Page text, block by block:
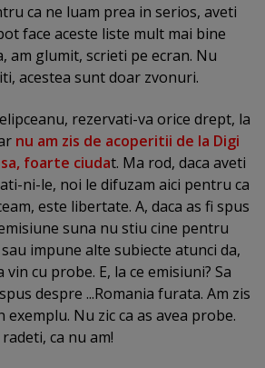
ca ne luam prea in serios, aveti
face aceste liste mult mai bine
am glumit, scrieti pe ecran. Nu
acestea sunt doar zvonuri.
rezervati-va orice drept, la
nu am zis de acoperitii de la Digi
foarte ciudat. Ma rod, daca aveti
ni-le, noi le difuzam aici pentru ca
este libertate. A, daca as fi spus
suna nu stiu cine pentru
impune alte subiecte atunci da,
cu probe. E, la ce emisiuni? Sa
despre ...Romania furata. Am zis
exemplu. Nu zic ca as avea probe.
ca nu am!